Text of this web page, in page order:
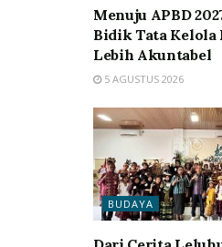
Menuju APBD
Bidik Tata Kelola
Lebih Akuntabel
5 AGUSTUS 2026
BUDAYA